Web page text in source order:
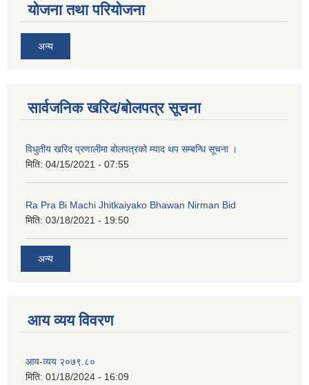
योजना तथा परियोजना
अन्य
सार्वजनिक खरिद/बोलपत्र सूचना
विधुतीय खरिद प्रणालीमा बोलपत्रको म्याद थप सम्बन्धि सूचना ।
मिति: 04/15/2021 - 07:55
Ra Pra Bi Machi Jhitkaiyako Bhawan Nirman Bid
मिति: 03/18/2021 - 19:50
अन्य
आय व्यय विवरण
आय-व्यय २०७९.८०
मिति: 01/18/2024 - 16:09